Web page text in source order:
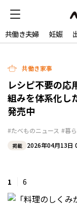
共働き夫婦 妊娠
共働き家事
レシピ不要の応
組みを体系化し
発売中
#たべものニュース #暮
掲載 2026年04月13日
1 6